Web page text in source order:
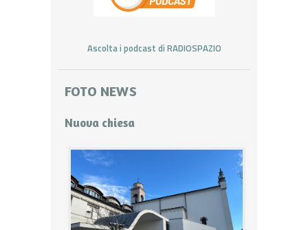
Ascolta i podcast di RADIOSPAZIO
FOTO NEWS
Nuova chiesa